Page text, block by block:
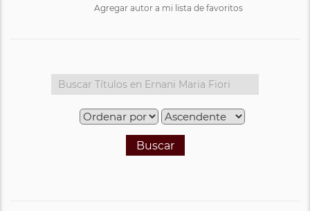
Agregar autor a mi lista de favoritos
Buscar